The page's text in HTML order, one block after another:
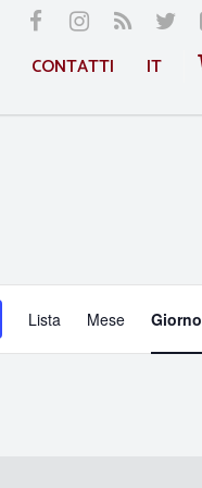
CONTATTI IT
Evento
Viste
Lista Mese Giorno